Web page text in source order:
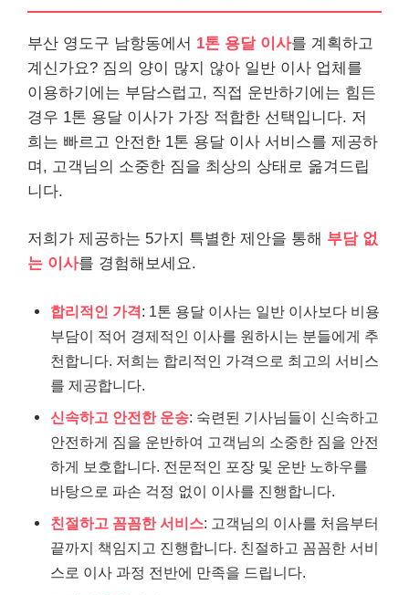
부산 영도구 남항동에서 1톤 용달 이사를 계획하고
계신가요? 짐의 양이 많지 않아 일반 이사 업체를
이용하기에는 부담스럽고, 직접 운반하기에는 힘든
경우 1톤 용달 이사가 가장 적합한 선택입니다. 저
희는 빠르고 안전한 1톤 용달 이사 서비스를 제공하
며, 고객님의 소중한 짐을 최상의 상태로 옮겨드립
니다.
저희가 제공하는 5가지 특별한 제안을 통해 부담 없
는 이사를 경험해보세요.
합리적인 가격: 1톤 용달 이사는 일반 이사보다 비용
부담이 적어 경제적인 이사를 원하시는 분들에게 추
천합니다. 저희는 합리적인 가격으로 최고의 서비스
를 제공합니다.
신속하고 안전한 운송: 숙련된 기사님들이 신속하고
안전하게 짐을 운반하여 고객님의 소중한 짐을 안전
하게 보호합니다. 전문적인 포장 및 운반 노하우를
바탕으로 파손 걱정 없이 이사를 진행합니다.
친절하고 꼼꼼한 서비스: 고객님의 이사를 처음부터
끝까지 책임지고 진행합니다. 친절하고 꼼꼼한 서비
스로 이사 과정 전반에 만족을 드립니다.